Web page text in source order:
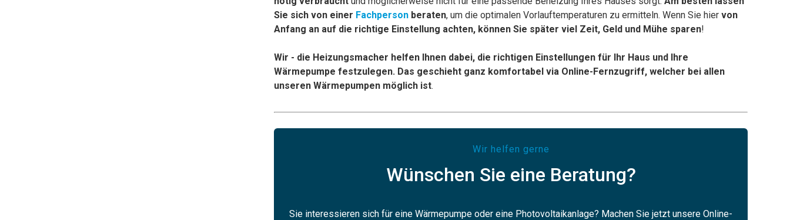
Sie sich von einer Fachperson beraten, um die optimalen Vorlauftemperaturen zu ermitteln. Wenn Sie hiervon
Anfang an auf die richtige Einstellung achten, können Sie später viel Zeit, Geld und Mühe sparen!
Wir - die Heizungsmacher helfen Ihnen dabei, die richtigen Einstellungen für Ihr Haus und Ihre
Wärmepumpe festzulegen. Das geschieht ganz komfortabel via Online-Fernzugriff, welcher bei allen
unseren Wärmepumpen möglich ist.
Wir helfen gerne
Wünschen Sie eine Beratung?
Sie interessieren sich für eine Wärmepumpe oder eine Photovoltaikanlage? Machen Sie jetzt unsere Online-